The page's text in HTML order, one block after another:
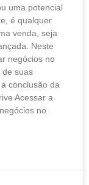
uma potencial
é qualquer
venda, seja
Neste
negócios no
de suas
conclusão da
Acessar a
no